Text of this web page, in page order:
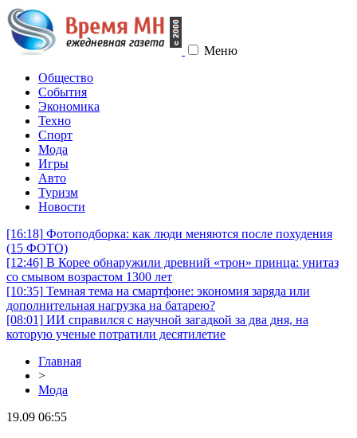
Меню
Общество
События
Экономика
Техно
Спорт
Мода
Игры
Авто
Туризм
Новости
[16:18] Фотоподборка: как люди меняются после похудения
(15 ФОТО)
[12:46] В Корее обнаружили древний «трон» принца: унитаз
со смывом возрастом 1300 лет
[10:35] Темная тема на смартфоне: экономия заряда или
дополнительная нагрузка на батарею?
[08:01] ИИ справился с научной загадкой за два дня, на
которую ученые потратили десятилетие
Главная
>
Мода
19.09 06:55